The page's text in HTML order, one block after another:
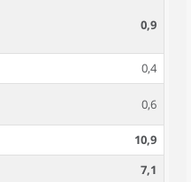
0,9
0,4
0,6
10,9
7,1